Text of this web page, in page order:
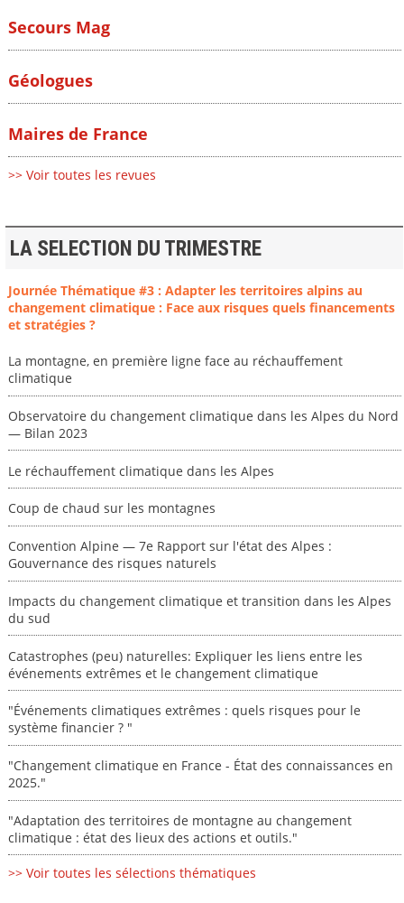
Secours Mag
Géologues
Maires de France
>> Voir toutes les revues
LA SELECTION DU TRIMESTRE
Journée Thématique #3 : Adapter les territoires alpins au
changement climatique : Face aux risques quels financements
et stratégies ?
La montagne, en première ligne face au réchauffement
climatique
Observatoire du changement climatique dans les Alpes du Nord
— Bilan 2023
Le réchauffement climatique dans les Alpes
Coup de chaud sur les montagnes
Convention Alpine — 7e Rapport sur l'état des Alpes :
Gouvernance des risques naturels
Impacts du changement climatique et transition dans les Alpes
du sud
Catastrophes (peu) naturelles: Expliquer les liens entre les
événements extrêmes et le changement climatique
"Événements climatiques extrêmes : quels risques pour le
système financier ? "
"Changement climatique en France - État des connaissances en
2025."
"Adaptation des territoires de montagne au changement
climatique : état des lieux des actions et outils."
>> Voir toutes les sélections thématiques